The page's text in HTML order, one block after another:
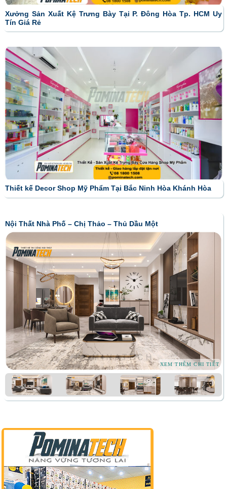
Xưởng Sản Xuất Kệ Trưng Bày Tại P. Đông Hòa Tp. HCM Uy
Tín Giá Rẻ
Thiết kế Decor Shop Mỹ Phẩm Tại Bắc Ninh Hòa Khánh Hòa
Nội Thất Nhà Phố – Chị Thảo – Thủ Dầu Một
XEM THÊM CHI TIẾT